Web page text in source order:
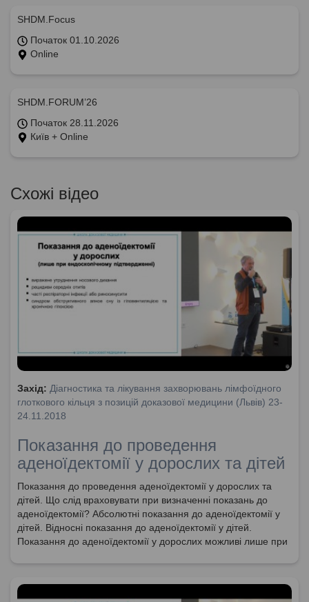
SHDM.Focus
Початок 01.10.2026
Online
SHDM.FORUM’26
Початок 28.11.2026
Київ + Online
Схожі відео
Захід: Діагностика та лікування захворювань лімфоїдного
глоткового кільця з позицій доказової медицини (Львів) 23-
24.11.2018
Показання до проведення
аденоїдектомії у дорослих та дітей
Показання до проведення аденоїдектомії у дорослих та
дітей. Що слід враховувати при визначенні показань до
аденоїдектомії? Абсолютні показання до аденоїдектомії у
дітей. Відносні показання до аденоїдектомії у дітей.
Показання до аденоїдектомії у дорослих можливі лише при